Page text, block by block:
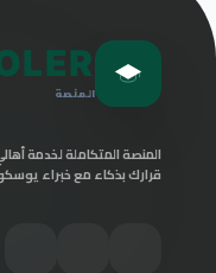
المنصة
المنصة المتكاملة لخدمة
قرارك بذكاء مع خبراء